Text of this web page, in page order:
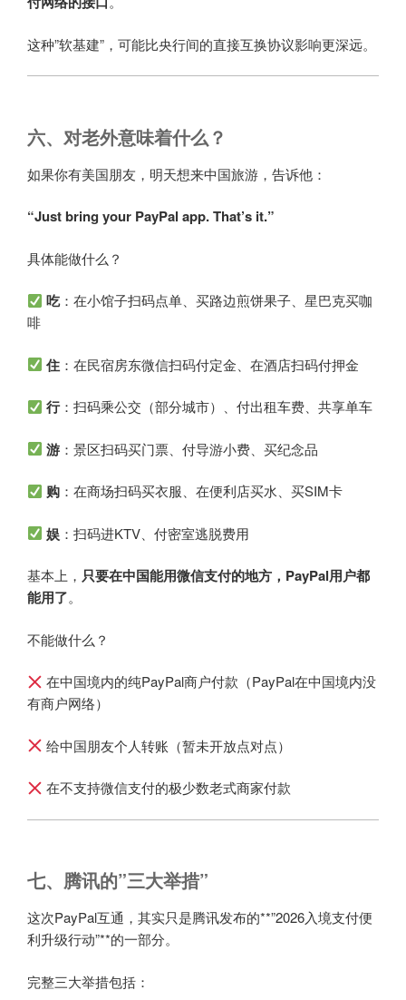
这种”软基建”，可能比央行间的直接互换协议影响更深远。
六、对老外意味着什么？
如果你有美国朋友，明天想来中国旅游，告诉他：
“Just bring your PayPal app. That’s it.”
具体能做什么？
吃：在小馆子扫码点单、买路边煎饼果子、星巴克买咖
啡
住 ：在民宿房东微信扫码付定金、在酒店扫码付押金
行：扫码乘公交（部分城市）、付出租车费、共享单车
游 ：景区扫码买门票、付导游小费、买纪念品
购 ：在商场扫码买衣服、在便利店买水、买SIM卡
娱 ：扫码进KTV、付密室逃脱费用
基本上， 只要在中国能用微信支付的地方，PayPal用户都
能用了。
不能做什么？
在中国境内的纯PayPal商户付款（PayPal在中国境内没
有商户网络）
给中国朋友个人转账（暂未开放点对点）
在不支持微信支付的极少数老式商家付款
七、腾讯的”三大举措”
这次PayPal互通，其实只是腾讯发布的**”2026入境支付便
利升级行动”**的一部分。
完整三大举措包括：